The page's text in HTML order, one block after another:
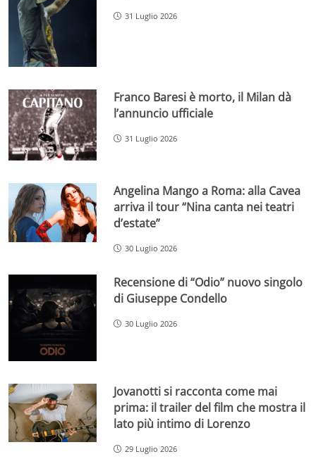
31 Luglio 2026
Franco Baresi è morto, il Milan dà
l’annuncio ufficiale
31 Luglio 2026
Angelina Mango a Roma: alla Cavea
arriva il tour “Nina canta nei teatri
d’estate”
30 Luglio 2026
Recensione di “Odio” nuovo singolo
di Giuseppe Condello
30 Luglio 2026
Jovanotti si racconta come mai
prima: il trailer del film che mostra il
lato più intimo di Lorenzo
29 Luglio 2026